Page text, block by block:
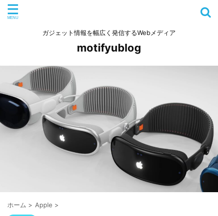
ガジェット情報を幅広く発信するWebメディア
motifyublog
ホーム > Apple >